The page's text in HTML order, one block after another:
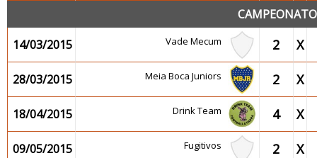
14/03/2015
Vade Mecum 2 X
28/03/2015 Meia Boca Juniors 2 X
18/04/2015 Drink Team 4 X
09/05/2015 Fugitivos 2 X